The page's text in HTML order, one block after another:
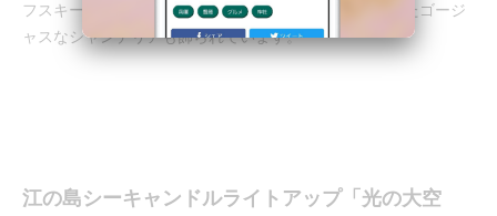
フスキー・クリスタル」のビーズをおよそ7万個も使ったゴージ
ャスなシャンデリアも飾られています。
江の島シーキャンドルライトアップ「光の大空